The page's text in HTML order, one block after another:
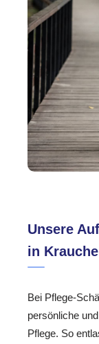
Unsere
in
Bei Pflege-
persönliche
Pflege. So